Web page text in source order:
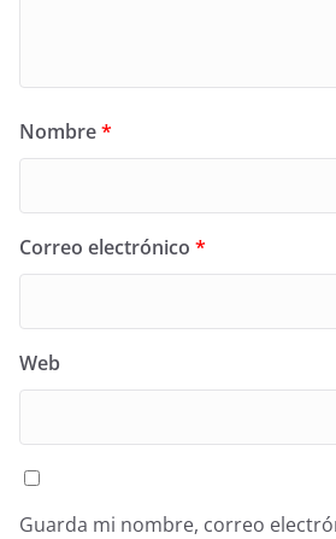
Nombre*
Correo electrónico *
Web
Guarda mi nombre, correo